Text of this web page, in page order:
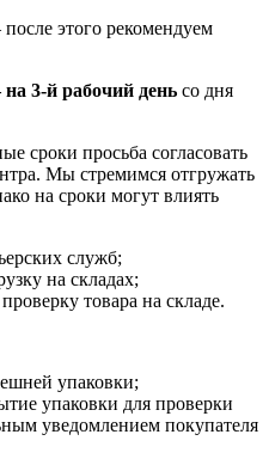
этого рекомендуем
3‑й рабочий день со дня
сроки просьба согласовать
Мы стремимся отгружать
на сроки могут влиять
служб;
на складах;
товара на складе.
упаковки;
упаковки для проверки
уведомлением покупателя